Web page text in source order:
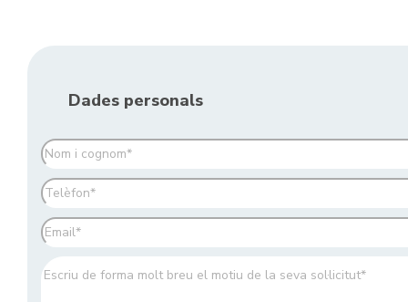
Dades personals
Nom(Obligatori)
Telèfon
Correu
Comentaris(Obligatori)